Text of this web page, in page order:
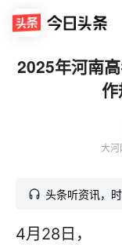
2025年河南
大
头条听资讯，
4月28日，